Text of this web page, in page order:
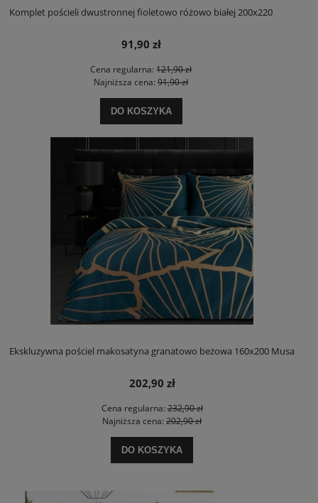
Komplet pościeli dwustronnej fioletowo różowo białej 200x220
91,90 zł
Cena regularna: 121,90 zł
Najniższa cena: 91,90 zł
DO KOSZYKA
Ekskluzywna pościel makosatyna granatowo beżowa 160x200 Musa
202,90 zł
Cena regularna:232,90 zł
Najniższa cena: 202,90 zł
DO KOSZYKA